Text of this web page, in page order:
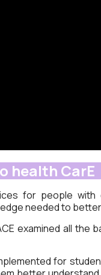
health CarE
for people with
needed to
examined all the
for